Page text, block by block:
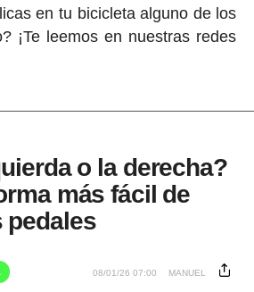
en tu bicicleta alguno de los
¡Te leemos en nuestras redes
o la derecha?
más fácil de
pedales
08/01/26 07:00 MANUEL